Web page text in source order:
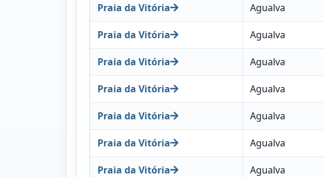
Praia da Vitória Agualva
Praia da Vitória Agualva
Praia da Vitória Agualva
Praia da Vitória Agualva
Praia da Vitória Agualva
Praia da Vitória Agualva
Praia da Vitória Agualva